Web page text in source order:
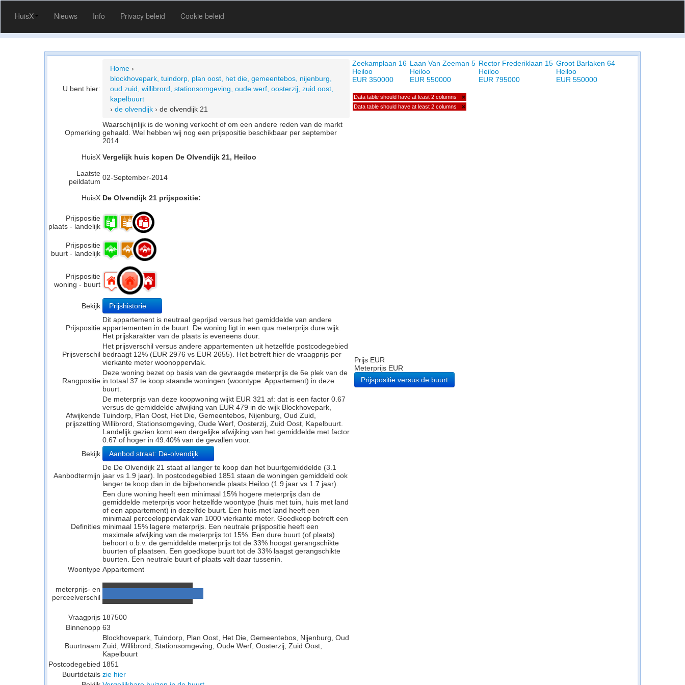
HuisX Nieuws Info Privacy beleid Cookie beleid
U bent hier:
Home ›
blockhovepark, tuindorp, plan oost, het die, gemeentebos, nijenburg,
oud zuid, willibrord, stationsomgeving, oude werf, oosterzij, zuid oost,
kapelbuurt
› de olvendijk › de olvendijk 21
Opmerking
Waarschijnlijk is de woning verkocht of om een andere reden van de markt
gehaald. Wel hebben wij nog een prijspositie beschikbaar per september
2014
HuisX Vergelijk huis kopen De Olvendijk 21, Heiloo
Laatste
peildatum 02-September-2014
HuisX De Olvendijk 21 prijspositie:
Prijspositie
plaats - landelijk
Prijspositie
buurt - landelijk
Prijspositie
woning - buurt
Bekijk Prijshistorie
Prijspositie
Dit appartement is neutraal geprijsd versus het gemiddelde van andere
appartementen in de buurt. De woning ligt in een qua meterprijs dure wijk.
Het prijskarakter van de plaats is eveneens duur.
Prijsverschil
Het prijsverschil versus andere appartementen uit hetzelfde postcodegebied
bedraagt 12% (EUR 2976 vs EUR 2655). Het betreft hier de vraagprijs per
vierkante meter woonoppervlak.
Rangpositie
Deze woning bezet op basis van de gevraagde meterprijs de 6e plek van de
in totaal 37 te koop staande woningen (woontype: Appartement) in deze
buurt.
Afwijkende
prijszetting
De meterprijs van deze koopwoning wijkt EUR 321 af: dat is een factor 0.67
versus de gemiddelde afwijking van EUR 479 in de wijk Blockhovepark,
Tuindorp, Plan Oost, Het Die, Gemeentebos, Nijenburg, Oud Zuid,
Willibrord, Stationsomgeving, Oude Werf, Oosterzij, Zuid Oost, Kapelbuurt.
Landelijk gezien komt een dergelijke afwijking van het gemiddelde met factor
0.67 of hoger in 49.40% van de gevallen voor.
Bekijk
Aanbod straat: De-olvendijk
Aanbodtermijn
De De Olvendijk 21 staat al langer te koop dan het buurtgemiddelde (3.1
jaar vs 1.9 jaar). In postcodegebied 1851 staan de woningen gemiddeld ook
langer te koop dan in de bijbehorende plaats Heiloo (1.9 jaar vs 1.7 jaar).
Definities
Een dure woning heeft een minimaal 15% hogere meterprijs dan de
gemiddelde meterprijs voor hetzelfde woontype (huis met tuin, huis met land
of een appartement) in dezelfde buurt. Een huis met land heeft een
minimaal perceeloppervlak van 1000 vierkante meter. Goedkoop betreft een
minimaal 15% lagere meterprijs. Een neutrale prijspositie heeft een
maximale afwijking van de meterprijs tot 15%. Een dure buurt (of plaats)
behoort o.b.v. de gemiddelde meterprijs tot de 33% hoogst gerangschikte
buurten of plaatsen. Een goedkope buurt tot de 33% laagst gerangschikte
buurten. Een neutrale buurt of plaats valt daar tussenin.
Woontype Appartement
meterprijs- en
perceelverschil
Vraagprijs 187500
Binnenopp 63
Buurtnaam
Blockhovepark, Tuindorp, Plan Oost, Het Die, Gemeentebos, Nijenburg, Oud
Zuid, Willibrord, Stationsomgeving, Oude Werf, Oosterzij, Zuid Oost,
Kapelbuurt
Postcodegebied 1851
Buurtdetails zie hier
Zeekamplaan 16
Heiloo
EUR 350000
Laan Van Zeeman 5
Heiloo
EUR 550000
Rector Frederiklaan 15
Heiloo
EUR 795000
Groot Barlaken 64
Heiloo
EUR 550000
Data table should have at least 2 columns ×
Data table should have at least 2 columns ×
Prijs EUR
Meterprijs EUR
Prijspositie versus de buurt